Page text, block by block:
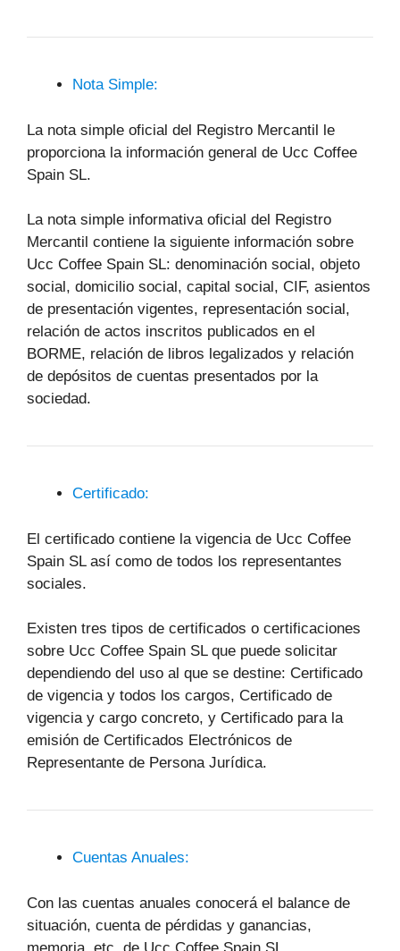
Nota Simple:
La nota simple oficial del Registro Mercantil le
proporciona la información general de Ucc Coffee
Spain SL.
La nota simple informativa oficial del Registro
Mercantil contiene la siguiente información sobre
Ucc Coffee Spain SL: denominación social, objeto
social, domicilio social, capital social, CIF, asientos
de presentación vigentes, representación social,
relación de actos inscritos publicados en el
BORME, relación de libros legalizados y relación
de depósitos de cuentas presentados por la
sociedad.
Certificado:
El certificado contiene la vigencia de Ucc Coffee
Spain SL así como de todos los representantes
sociales.
Existen tres tipos de certificados o certificaciones
sobre Ucc Coffee Spain SL que puede solicitar
dependiendo del uso al que se destine: Certificado
de vigencia y todos los cargos, Certificado de
vigencia y cargo concreto, y Certificado para la
emisión de Certificados Electrónicos de
Representante de Persona Jurídica.
Cuentas Anuales:
Con las cuentas anuales conocerá el balance de
situación, cuenta de pérdidas y ganancias,
memoria, etc, de Ucc Coffee Spain SL.